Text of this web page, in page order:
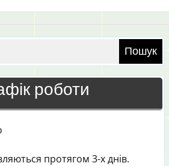
Пошук
роботи
протягом 3-х днів.